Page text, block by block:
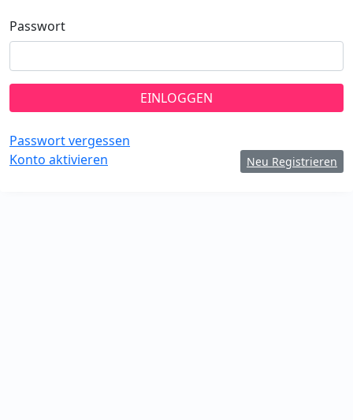
Passwort
Passwort vergessen
Konto aktivieren
Neu Registrieren